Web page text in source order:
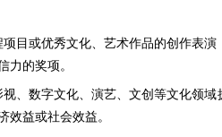
目或优秀文化、艺术作品的创作表
力的奖项。
、数字文化、演艺、文创等文化领
效益或社会效益。